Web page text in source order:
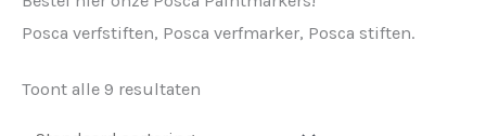
Posca verfstiften, Posca verfmarker, Posca stiften.
Toont alle 9 resultaten